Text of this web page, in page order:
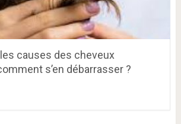
causes des cheveux
s’en débarrasser ?